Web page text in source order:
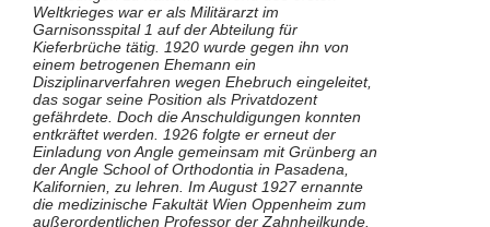
Weltkrieges war er als Militärarzt im
Garnisonsspital 1 auf der Abteilung für
Kieferbrüche tätig. 1920 wurde gegen ihn von
einem betrogenen Ehemann ein
Disziplinarverfahren wegen Ehebruch eingeleitet,
das sogar seine Position als Privatdozent
gefährdete. Doch die Anschuldigungen konnten
entkräftet werden. 1926 folgte er erneut der
Einladung von Angle gemeinsam mit Grünberg an
der Angle School of Orthodontia in Pasadena,
Kalifornien, zu lehren. Im August 1927 ernannte
die medizinische Fakultät Wien Oppenheim zum
außerordentlichen Professor der Zahnheilkunde.